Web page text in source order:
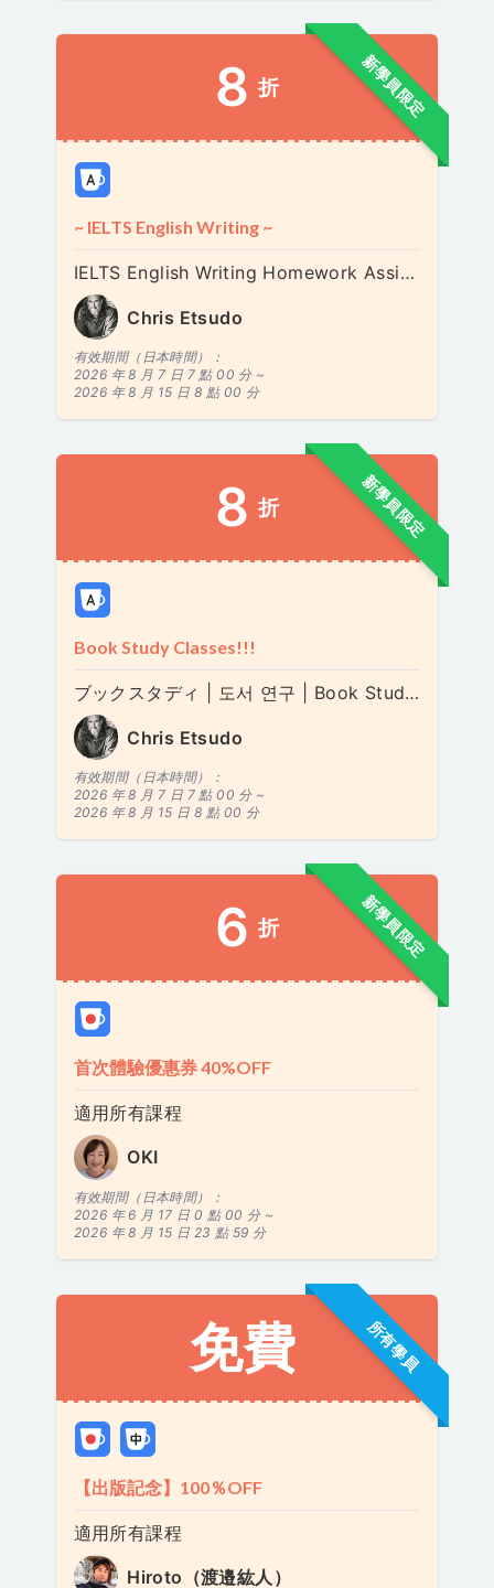
新學員限定
8 折
~ IELTS English Writing ~
IELTS English Writing Homework Assignment | 英語ライティング練習 | 영어 작문 연습
Chris Etsudo
有效期間（日本時間）：
2026 年 8 月 7 日 7 點 00 分 ~
2026 年 8 月 15 日 8 點 00 分
新學員限定
8 折
Book Study Classes!!!
ブックスタディ | 도서 연구 | Book Study - 21 Lessons for the 21st Century
Chris Etsudo
有效期間（日本時間）：
2026 年 8 月 7 日 7 點 00 分 ~
2026 年 8 月 15 日 8 點 00 分
新學員限定
6 折
首次體驗優惠券 40%OFF
適用所有課程
OKI
有效期間（日本時間）：
2026 年 6 月 17 日 0 點 00 分 ~
2026 年 8 月 15 日 23 點 59 分
所有學員
免費
【出版記念】100％OFF
適用所有課程
Hiroto（渡邉紘人）